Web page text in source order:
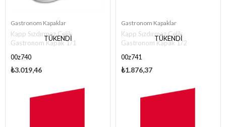
TÜKENDI
Gastronom Kapaklar
Kapp Sızdırmaz Çelik
Gastronom Kapak 1/1
00z740
₺3.019,46
TÜKENDI
Gastronom Kapaklar
Kapp Sızdırmaz Çelik
Gastronom Kapak 1/2
00z741
₺1.876,37